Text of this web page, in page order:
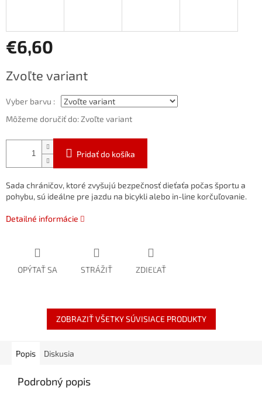
€6,60
cena:
Zvoľte variant
Vyber barvu :
Môžeme doručiť do: Zvoľte variant
Pridať do košíka
Sada chráničov, ktoré zvyšujú bezpečnosť dieťaťa počas športu a
pohybu, sú ideálne pre jazdu na bicykli alebo in-line korčuľovanie.
Detailné informácie
OPÝTAŤ SA STRÁŽIŤ ZDIEĽAŤ
ZOBRAZIŤ VŠETKY SÚVISIACE PRODUKTY
Popis Diskusia
Podrobný popis